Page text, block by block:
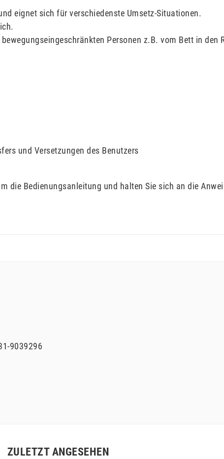
eignet sich für verschiedenste Umsetz-Situationen.
Personen z.B. vom Bett in den
und Versetzungen des Benutzers
die Bedienungsanleitung und halten Sie sich an die
9039296
ZULETZT ANGESEHEN